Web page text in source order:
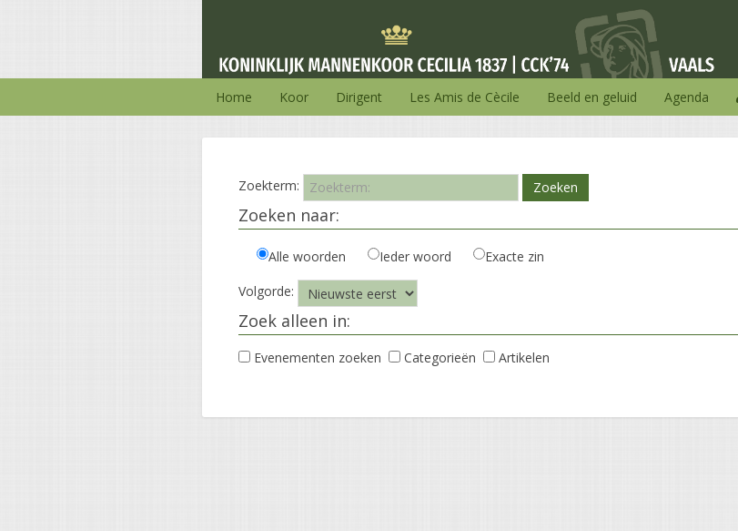
Home Koor Dirigent Les Amis de Cècile Beeld en geluid Agenda
Zoekterm: Zoeken
Zoeken naar:
Alle woorden Ieder woord Exacte zin
Volgorde:
Zoek alleen in:
Evenementen zoeken Categorieën Artikelen